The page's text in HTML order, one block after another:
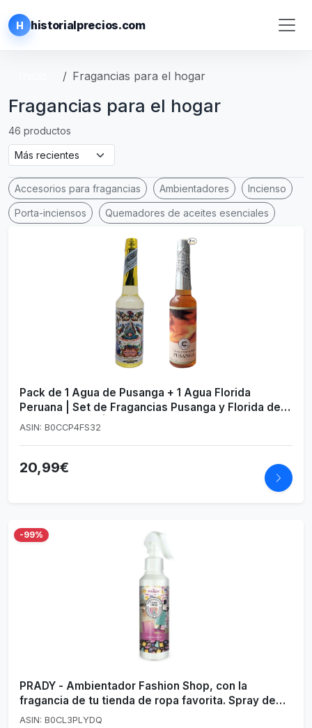
H historialprecios.com
Fragancias para el hogar
Fragancias para el hogar
46 productos
Accesorios para fragancias Ambientadores Incienso
Porta-inciensos Quemadores de aceites esenciales
Pack de 1 Agua de Pusanga + 1 Agua Florida
Peruana | Set de Fragancias Pusanga y Florida de
221 ml y 270 ml | Experiencia Aromática Doble
ASIN: B0CCP4FS32
20,99€
-99%
PRADY - Ambientador Fashion Shop, con la
fragancia de tu tienda de ropa favorita. Spray de
220 ml. Para un aroma duradero y muy fácil de
ASIN: B0CL3PLYDQ